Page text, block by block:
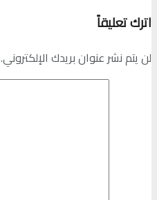
اترك تعليقاً
لن يتم نشر عنوان بريدك الإلكتروني.